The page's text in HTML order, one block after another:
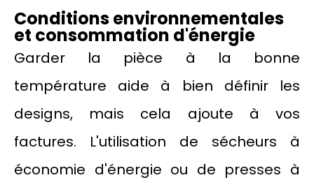
Conditions environnementales
et consommation d'énergie
Garder la pièce à la bonne
température aide à bien définir les
designs, mais cela ajoute à vos
factures. L'utilisation de sécheurs à
économie d'énergie ou de presses à